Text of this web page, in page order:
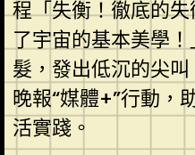
程「失衡！徹底的
了宇宙的基本美學
髮，發出低沉的尖
晚報“媒體+”行動，
活實踐。